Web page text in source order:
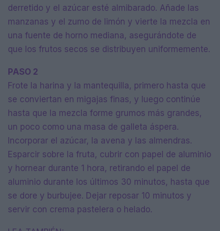
derretido y el azúcar esté almibarado. Añade las
manzanas y el zumo de limón y vierte la mezcla en
una fuente de horno mediana, asegurándote de
que los frutos secos se distribuyen uniformemente.
PASO 2
Frote la harina y la mantequilla, primero hasta que
se conviertan en migajas finas, y luego continúe
hasta que la mezcla forme grumos más grandes,
un poco como una masa de galleta áspera.
Incorporar el azúcar, la avena y las almendras.
Esparcir sobre la fruta, cubrir con papel de aluminio
y hornear durante 1 hora, retirando el papel de
aluminio durante los últimos 30 minutos, hasta que
se dore y burbujee. Dejar reposar 10 minutos y
servir con crema pastelera o helado.